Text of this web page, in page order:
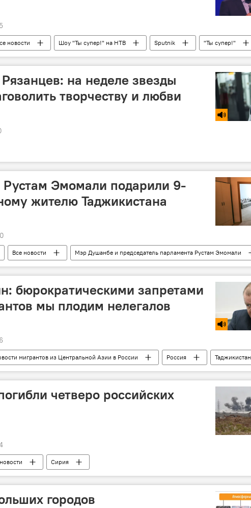
новости Шоу "Ты супер!" на НТВ Sputnik
"Ты супер!"
Мехрона Гайбуллоева
на неделе звезды
творчеству и любви
Эмомали подарили 9-
жителю Таджикистана
Все новости
Мэр Душанбе и председатель парламента Рустам Эмомали
перепись Эмомали Рахмон
бюрократическими запретами
мы плодим нелегалов
мигрантов из Центральной Азии в России Россия
Таджикистан
четверо российских
Сирия
городов